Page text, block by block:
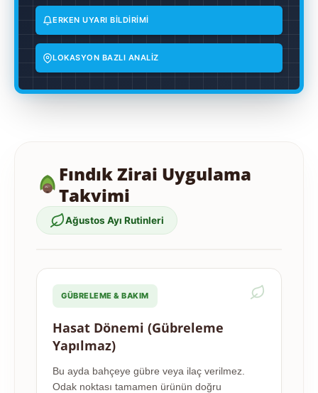
ERKEN UYARI BİLDİRİMİ
LOKASYON BAZLI ANALİZ
Fındık Zirai Uygulama
Takvimi
Ağustos Ayı Rutinleri
GÜBRELEME & BAKIM
Hasat Dönemi (Gübreleme
Yapılmaz)
Bu ayda bahçeye gübre veya ilaç verilmez.
Odak noktası tamamen ürünün doğru